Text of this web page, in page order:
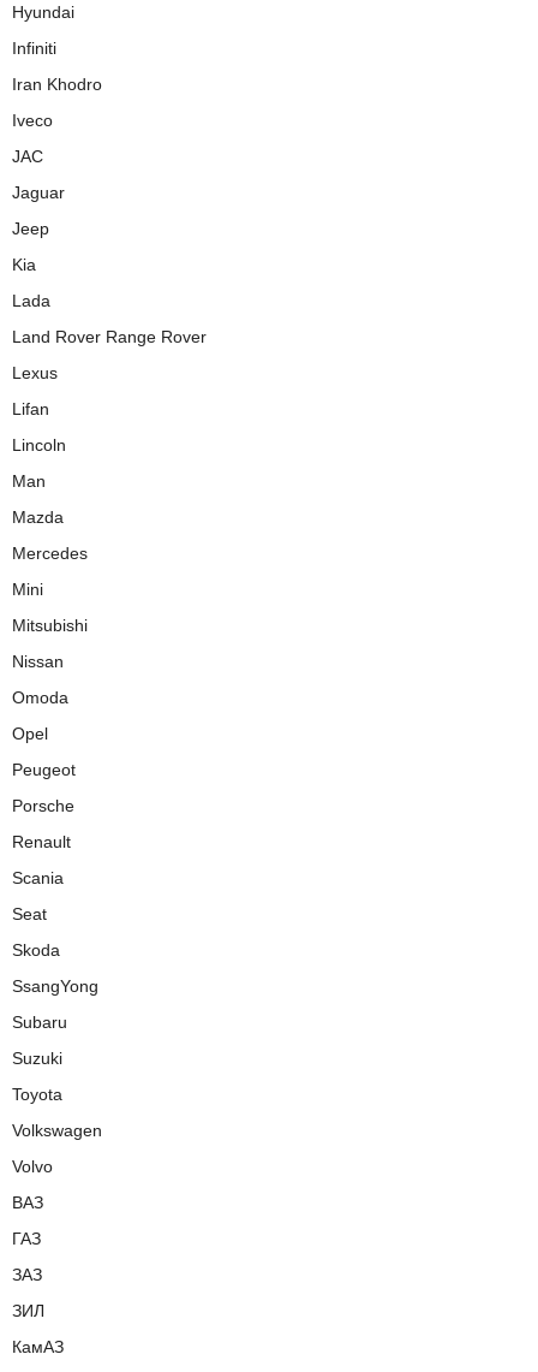
Hyundai
Infiniti
Iran Khodro
Iveco
JAC
Jaguar
Jeep
Kia
Lada
Land Rover Range Rover
Lexus
Lifan
Lincoln
Man
Mazda
Mercedes
Mini
Mitsubishi
Nissan
Omoda
Opel
Peugeot
Porsche
Renault
Scania
Seat
Skoda
SsangYong
Subaru
Suzuki
Toyota
Volkswagen
Volvo
ВАЗ
ГАЗ
ЗАЗ
ЗИЛ
КамАЗ